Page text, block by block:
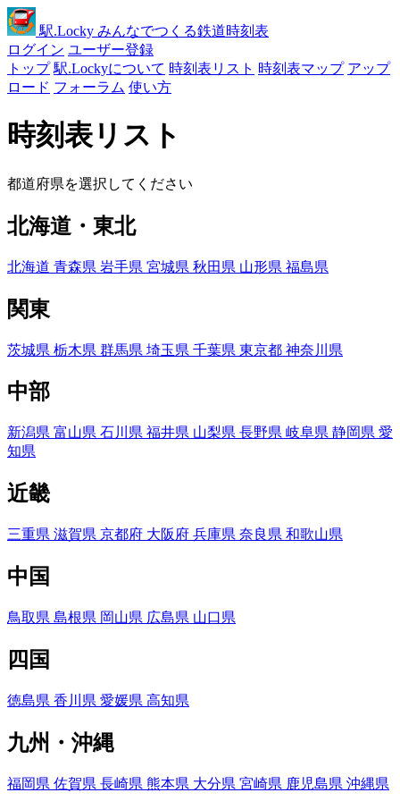
駅.Locky みんなでつくる鉄道時刻表
ログイン ユーザー登録
トップ 駅.Lockyについて 時刻表リスト 時刻表マップ アップ
ロード フォーラム 使い方
時刻表リスト
都道府県を選択してください
北海道・東北
北海道 青森県 岩手県 宮城県 秋田県 山形県 福島県
関東
茨城県 栃木県 群馬県 埼玉県 千葉県 東京都 神奈川県
中部
新潟県 富山県 石川県 福井県 山梨県 長野県 岐阜県 静岡県 愛
知県
近畿
三重県 滋賀県 京都府 大阪府 兵庫県 奈良県 和歌山県
中国
鳥取県 島根県 岡山県 広島県 山口県
四国
徳島県 香川県 愛媛県 高知県
九州・沖縄
福岡県 佐賀県 長崎県 熊本県 大分県 宮崎県 鹿児島県 沖縄県